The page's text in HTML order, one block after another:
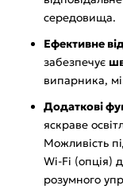
середовища.
Ефективне
забезпечує
випарника,
Додаткові
яскраве
Можливість
Wi-Fi (опція)
розумного